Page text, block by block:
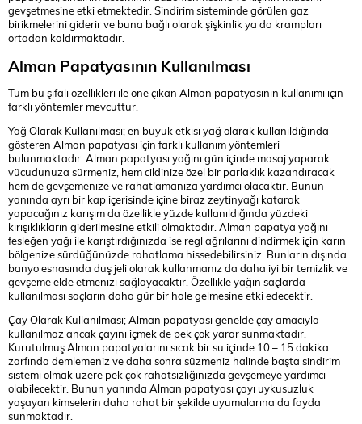
gevşetmesine etki etmektedir. Sindirim sisteminde görülen gaz
birikmelerini giderir ve buna bağlı olarak şişkinlik ya da krampları
ortadan kaldırmaktadır.
Alman Papatyasının Kullanılması
Tüm bu şifalı özellikleri ile öne çıkan Alman papatyasının kullanımı için
farklı yöntemler mevcuttur.
Yağ Olarak Kullanılması; en büyük etkisi yağ olarak kullanıldığında
gösteren Alman papatyası için farklı kullanım yöntemleri
bulunmaktadır. Alman papatyası yağını gün içinde masaj yaparak
vücudunuza sürmeniz, hem cildinize özel bir parlaklık kazandıracak
hem de gevşemenize ve rahatlamanıza yardımcı olacaktır. Bunun
yanında ayrı bir kap içerisinde içine biraz zeytinyağı katarak
yapacağınız karışım da özellikle yüzde kullanıldığında yüzdeki
kırışıklıkların giderilmesine etkili olmaktadır. Alman papatya yağını
fesleğen yağı ile karıştırdığınızda ise regl ağrılarını dindirmek için karın
bölgenize sürdüğünüzde rahatlama hissedebilirsiniz. Bunların dışında
banyo esnasında duş jeli olarak kullanmanız da daha iyi bir temizlik ve
gevşeme elde etmenizi sağlayacaktır. Özellikle yağın saçlarda
kullanılması saçların daha gür bir hale gelmesine etki edecektir.
Çay Olarak Kullanılması; Alman papatyası genelde çay amacıyla
kullanılmaz ancak çayını içmek de pek çok yarar sunmaktadır.
Kurutulmuş Alman papatyalarını sıcak bir su içinde 10 – 15 dakika
zarfında demlemeniz ve daha sonra süzmeniz halinde başta sindirim
sistemi olmak üzere pek çok rahatsızlığınızda gevşemeye yardımcı
olabilecektir. Bunun yanında Alman papatyası çayı uykusuzluk
yaşayan kimselerin daha rahat bir şekilde uyumalarına da fayda
sunmaktadır.